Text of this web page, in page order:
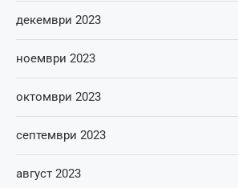
декември 2023
ноември 2023
октомври 2023
септември 2023
август 2023